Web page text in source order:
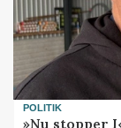
POLITIK
»Nu stopper